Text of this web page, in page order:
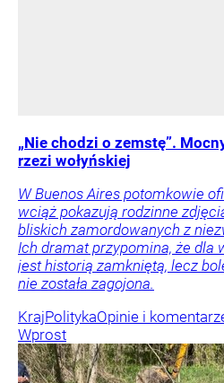
„Nie chodzi o zemstę”.
rzezi wołyńskiej
W Buenos Aires potomkowie
wciąż pokazują rodzinne
bliskich zamordowanych z
Ich dramat przypomina, że dla
jest historią zamkniętą, lecz
nie została zagojona.
KrajPolitykaOpinie i
Wprost